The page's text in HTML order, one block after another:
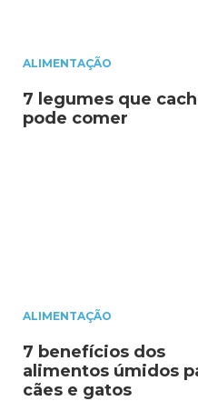
ALIMENTAÇÃO
7 legumes que
pode comer
ALIMENTAÇÃO
7 benefícios dos
alimentos úmidos
cães e gatos